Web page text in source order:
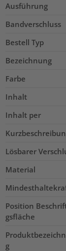
Ausführung
Bandverschluss
Bestell Typ
Bezeichnung
Farbe
Inhalt
Inhalt per
Lösbarer
Material
Position
gsfläche
g